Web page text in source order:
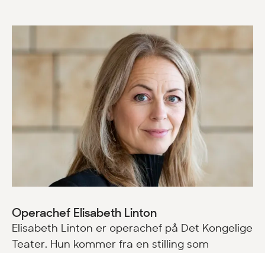
Operachef Elisabeth Linton
Elisabeth Linton er operachef på Det Kongelige
Teater. Hun kommer fra en stilling som